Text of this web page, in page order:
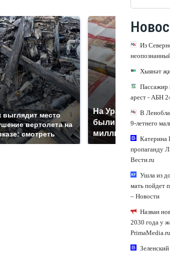
выглядит место
вертолета на
смотреть
На Урале из казны
были украдены 18
миллионов рублей
Из
Хыянәт
Пассажир
арест - АБН
В
9-летнего
Катерина
пропаганду
Вести.ru
Ушла из
мать пойдет
– Новости
Назван
2030 года у
PrimaMedia.ru